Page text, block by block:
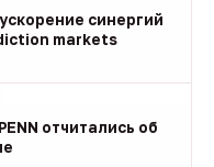
синергий
markets
отчитались об